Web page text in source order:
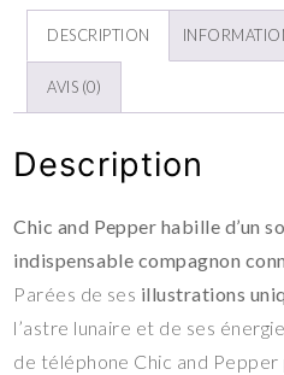
DESCRIPTION
AVIS (0)
Description
Chic and Pepper habille d’un
indispensable compagnon
Parées de ses illustrations
l’astre lunaire et de ses
de téléphone Chic and